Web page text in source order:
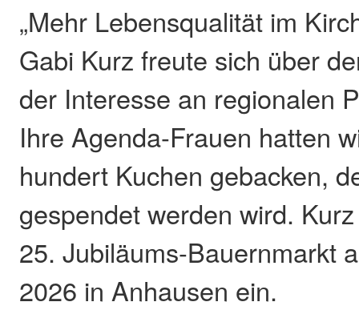
„Mehr Lebensqualität im
Gabi Kurz freute sich über
der Interesse an regionalen
Ihre Agenda-Frauen hatten
hundert Kuchen gebacken,
gespendet werden wird.
25. Jubiläums-Bauernmarkt
2026 in Anhausen ein.